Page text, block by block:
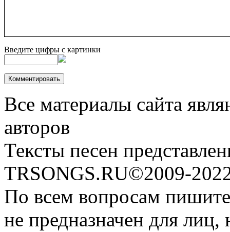
Введите цифры с картинки
Все материалы сайта
авторов
Тексты песен
TRSONGS.RU©2009-
По всем вопросам
не предназначен для